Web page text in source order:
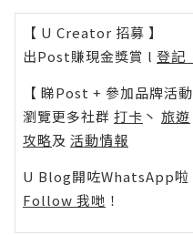
【 U Creator 招募 】
出Post賺現金獎賞 l 登記
【 睇Post + 參加品牌活動
瀏覽更多社群 打卡 丶 旅遊
攻略及 活動情報
U Blog開咗WhatsApp啦
Follow 我哋 ！